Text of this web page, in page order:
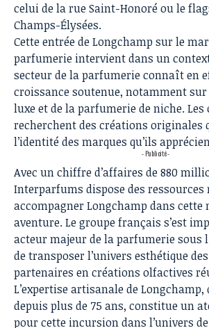
celui de la rue Saint-Honoré ou le
Champs-Élysées.
Cette entrée de Longchamp sur le
parfumerie intervient dans un
secteur de la parfumerie connaît en
croissance soutenue, notamment
luxe et de la parfumerie de niche.
recherchent des créations originales
l’identité des marques qu’ils
- Publicité -
Avec un chiffre d’affaires de 880
Interparfums dispose des ressources
accompagner Longchamp dans cette
aventure. Le groupe français s’est
acteur majeur de la parfumerie sous
de transposer l’univers esthétique
partenaires en créations olfactives
L’expertise artisanale de Longchamp,
depuis plus de 75 ans, constitue un
pour cette incursion dans l’univers